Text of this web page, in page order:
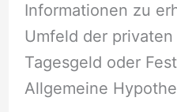
Informationen zu
Umfeld der
Tagesgeld oder
Allgemeine